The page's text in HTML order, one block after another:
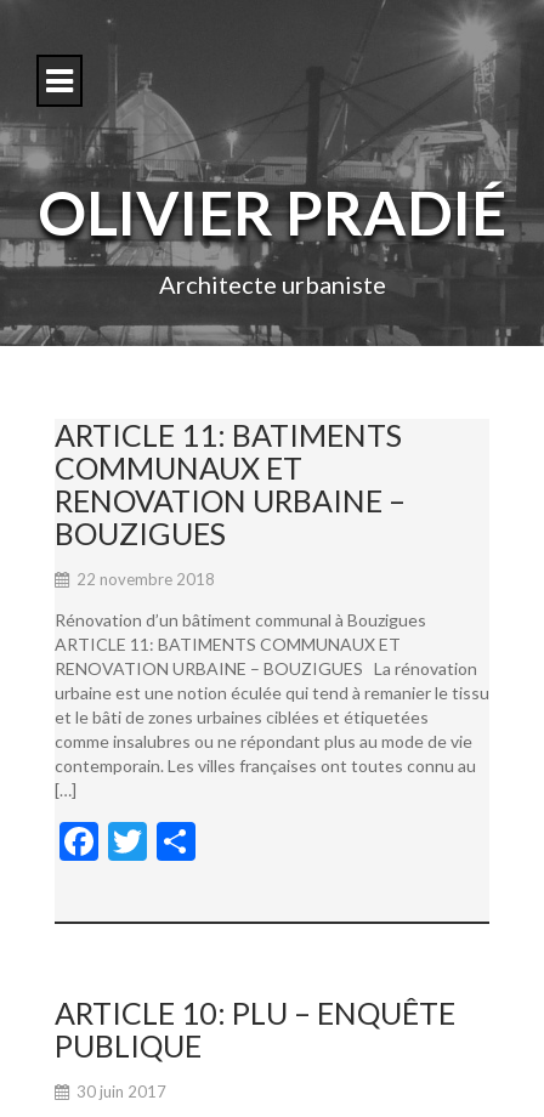
o
c
n
e
OLIVIER PRADIÉ
Architecte urbaniste
ARTICLE 11: BATIMENTS
COMMUNAUX ET
RENOVATION URBAINE –
BOUZIGUES
22 novembre 2018
Rénovation d’un bâtiment communal à Bouzigues
ARTICLE 11: BATIMENTS COMMUNAUX ET
RENOVATION URBAINE – BOUZIGUES La rénovation
urbaine est une notion éculée qui tend à remanier le tissu
et le bâti de zones urbaines ciblées et étiquetées
comme insalubres ou ne répondant plus au mode de vie
contemporain. Les villes françaises ont toutes connu au
[…]
F
e
o
o
k
T
itt ta
er
ARTICLE 10: PLU – ENQUÊTE
PUBLIQUE
30 juin 2017